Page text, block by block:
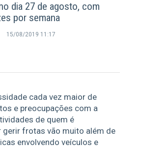
dia 27 de agosto, com
por semana
15/08/2019 11:17
cada vez maior de
e preocupações com a
de quem é
gerir frotas vão muito além de
envolvendo veículos e